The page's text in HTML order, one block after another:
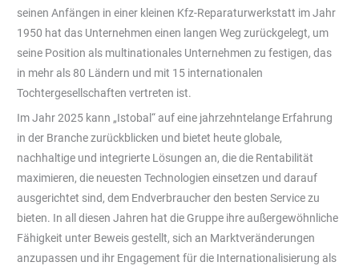
seinen Anfängen in einer kleinen Kfz-Reparaturwerkstatt im Jahr
1950 hat das Unternehmen einen langen Weg zurückgelegt, um
seine Position als multinationales Unternehmen zu festigen, das
in mehr als 80 Ländern und mit 15 internationalen
Tochtergesellschaften vertreten ist.
Im Jahr 2025 kann „Istobal“ auf eine jahrzehntelange Erfahrung
in der Branche zurückblicken und bietet heute globale,
nachhaltige und integrierte Lösungen an, die die Rentabilität
maximieren, die neuesten Technologien einsetzen und darauf
ausgerichtet sind, dem Endverbraucher den besten Service zu
bieten. In all diesen Jahren hat die Gruppe ihre außergewöhnliche
Fähigkeit unter Beweis gestellt, sich an Marktveränderungen
anzupassen und ihr Engagement für die Internationalisierung als